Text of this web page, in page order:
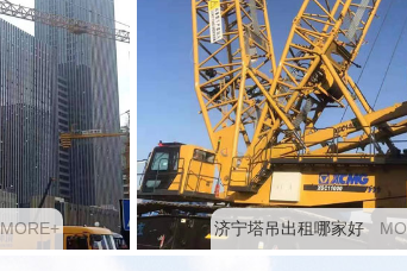
MORE+ 济宁塔吊出租哪家好 MO